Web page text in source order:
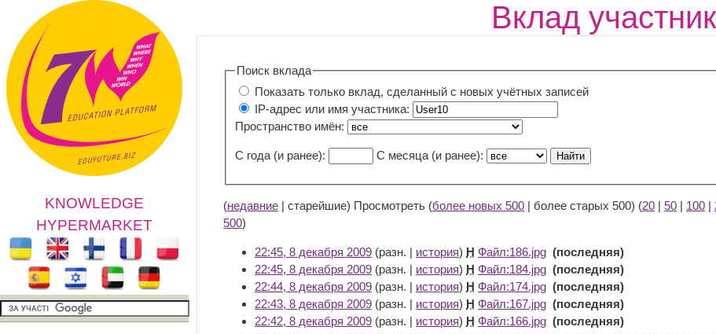
KNOWLEDGE
HYPERMARKET
Вклад
Поиск вклада
Показать только вклад, сделанный с новых учётных записей
IP-адрес или имя участника:
Пространство имён:
С года (и ранее): С месяца (и ранее):
(недавние | старейшие) Просмотреть (более новых 500 | более старых 500) (20 | 50 | 100 |
500)
22:45, 8 декабря 2009 (разн. | история) Н Файл:186.jpg (последняя)
22:45, 8 декабря 2009 (разн. | история) Н Файл:184.jpg (последняя)
22:44, 8 декабря 2009 (разн. | история) Н Файл:174.jpg (последняя)
22:43, 8 декабря 2009 (разн. | история) Н Файл:167.jpg (последняя)
22:42, 8 декабря 2009 (разн. | история) Н Файл:166.jpg (последняя)